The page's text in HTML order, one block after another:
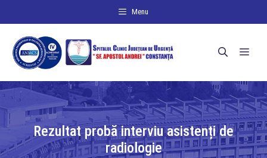
Menu
Rezultat probă interviu asistenți de
radiologie